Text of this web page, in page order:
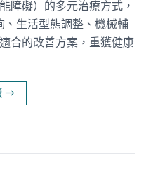
障礙）的多元治療方式，
、生活型態調整、機械輔
合的改善方案，重獲健康
→